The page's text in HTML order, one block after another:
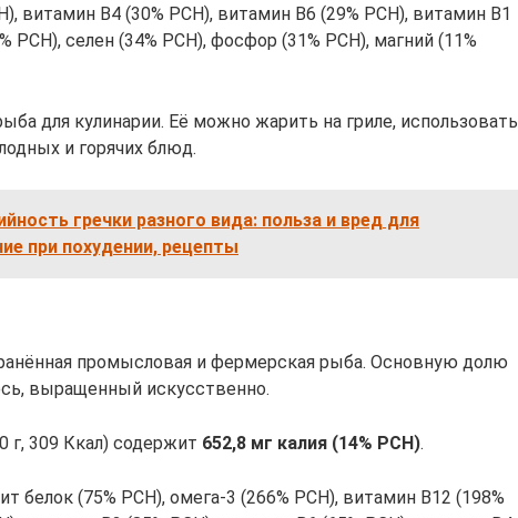
витамин В4 (30% РСН), витамин В6 (29% РСН), витамин В1
РСН), селен (34% РСН), фосфор (31% РСН), магний (11%
для кулинарии. Её можно жарить на гриле, использовать
и горячих блюд.
гречки разного вида: польза и вред для
при похудении, рецепты
промысловая и фермерская рыба. Основную долю
выращенный искусственно.
г, 309 Ккал) содержит 652,8 мг калия (14% РСН).
белок (75% РСН), омега-3 (266% РСН), витамин В12 (198%